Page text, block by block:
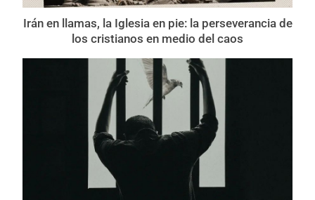
Irán en llamas, la Iglesia en pie: la perseverancia de
los cristianos en medio del caos